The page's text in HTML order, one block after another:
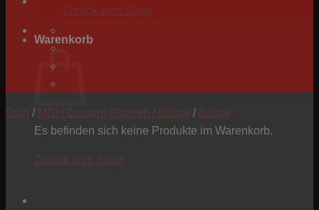
Zurück zum Shop
Warenkorb
Es befinden sich keine Produkte im Warenkorb.
Zurück zum Shop
Start / MGH Custom Gitarren / Bässe / Bässe